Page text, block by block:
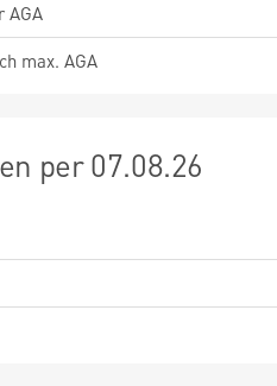
AGA
max. AGA
per 07.08.26